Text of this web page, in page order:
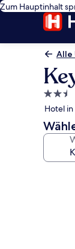
Zum Hauptinhalt
Alle
2.5-
Sterne-
Hotel